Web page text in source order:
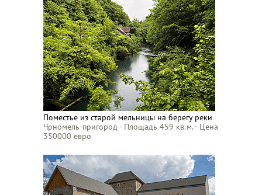
Поместье из старой мельницы на берегу реки
Чрномель-пригород - Площадь 459 кв.м. - Цена
350000 евро